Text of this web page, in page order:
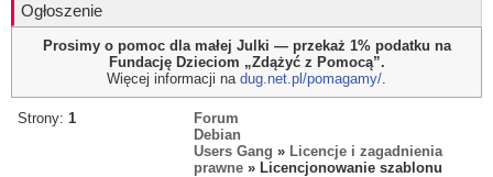
Ogłoszenie
Prosimy o pomoc dla małej Julki — przekaż 1% podatku na
Fundację Dzieciom „Zdążyć z Pomocą”.
Więcej informacji na dug.net.pl/pomagamy/.
Strony: 1
Forum
Debian
Users Gang » Licencje i zagadnienia
prawne » Licencjonowanie szablonu